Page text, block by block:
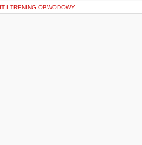
I TRENING OBWODOWY